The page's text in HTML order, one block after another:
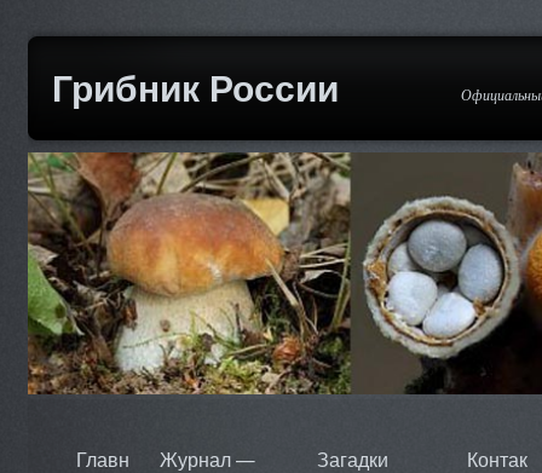
Грибник России
Главн
Журнал —
Загадки
Контак